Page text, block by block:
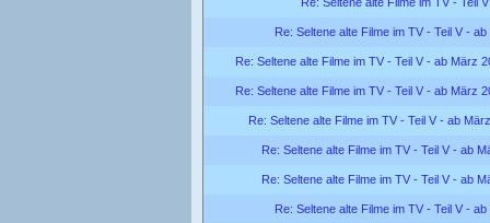
Re: Seltene alte Filme im TV - Teil V -
Re: Seltene alte Filme im TV - Teil V - ab März
Re: Seltene alte Filme im TV - Teil V - ab März
Re: Seltene alte Filme im TV - Teil V - ab
Re: Seltene alte Filme im TV - Teil V - ab
Re: Seltene alte Filme im TV - Teil V - ab
Re: Seltene alte Filme im TV - Teil V -